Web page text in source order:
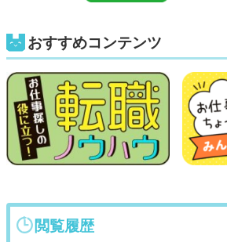
おすすめコンテンツ
閲覧履歴